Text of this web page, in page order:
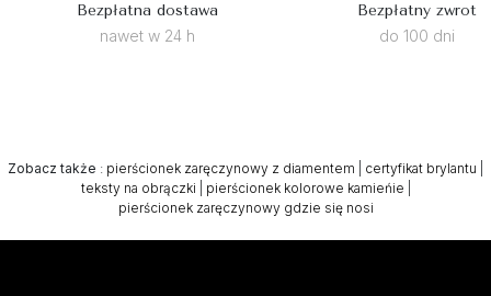
Bezpłatna dostawa
nawet w 24 h
Bezpłatny zwrot
do 100 dni
Zobacz także : pierścionek zaręczynowy z diamentem certyfikat brylantu
teksty na obrączki
pierścionek kolorowe kamieńie
pierścionek zaręczynowy gdzie się nosi